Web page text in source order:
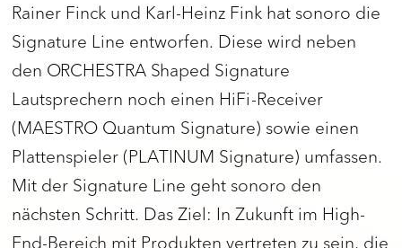
Rainer Finck und Karl-Heinz Fink hat sonoro die
Signature Line entworfen. Diese wird neben
den ORCHESTRA Shaped Signature
Lautsprechern noch einen HiFi-Receiver
(MAESTRO Quantum Signature) sowie einen
Plattenspieler (PLATINUM Signature) umfassen.
Mit der Signature Line geht sonoro den
nächsten Schritt. Das Ziel: In Zukunft im High-
End-Bereich mit Produkten vertreten zu sein, die